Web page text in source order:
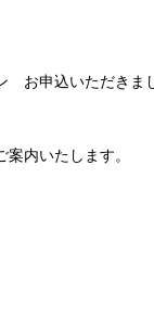
お申込いただきまし
内いたします。